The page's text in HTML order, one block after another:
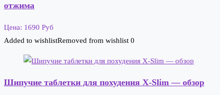
отжима
Цена: 1690 Руб
Added to wishlistRemoved from wishlist 0
Шипучие таблетки для похудения X-Slim — обзор